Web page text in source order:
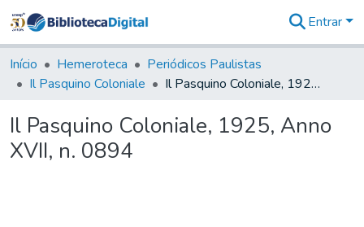
&
Coleções
Tudo na
Digital
Entrar
Início Hemeroteca
Periódicos Paulistas
Il Pasquino Coloniale
Il Pasquino Coloniale, 1925, Anno XVII, n. 0894
Il Pasquino Coloniale, 1925, Anno
XVII, n. 0894